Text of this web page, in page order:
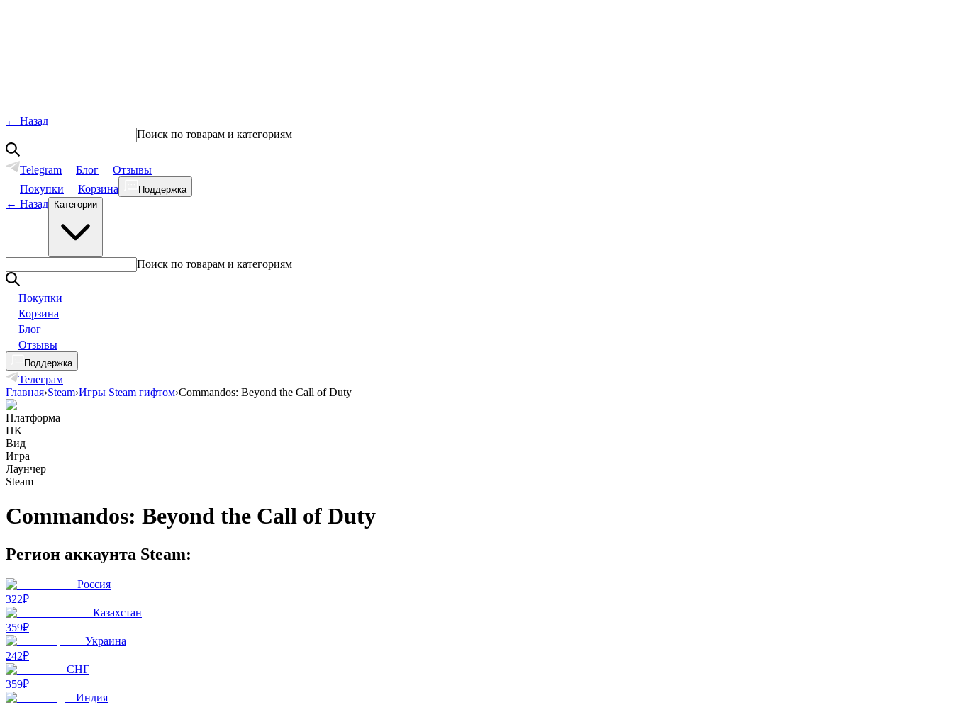
← Назад
Поиск по товарам и категориям
Telegram Блог
Отзывы
Покупки
Корзина Поддержка
← Назад Категории
Поиск по товарам и категориям
Покупки
Корзина
Блог
Отзывы
Поддержка
Телеграм
Главная›Steam›Игры Steam гифтом›Commandos: Beyond the Call of Duty
Платформа
ПК
Вид
Игра
Лаунчер
Steam
Commandos: Beyond the Call of Duty
Регион аккаунта Steam:
Россия
322₽
Казахстан
359₽
Украина
242₽
СНГ
359₽
Индия